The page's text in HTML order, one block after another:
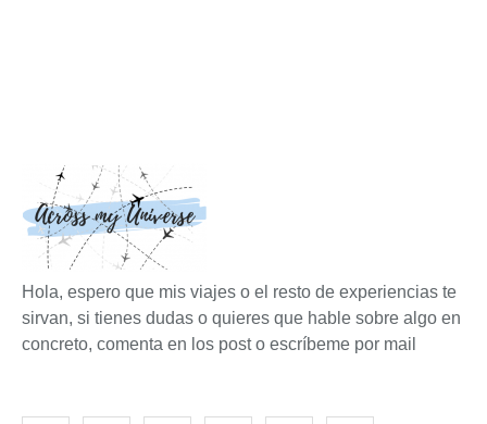
Hola, espero que mis viajes o el resto de experiencias te
sirvan, si tienes dudas o quieres que hable sobre algo en
concreto, comenta en los post o escríbeme por mail